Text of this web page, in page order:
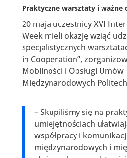
Praktyczne warsztaty i ważne
20 maja uczestnicy XVI
Week mieli okazję wziąć
specjalistycznych
in Cooperation”,
Mobilności i Obsługi Umów
Międzynarodowych
– Skupiliśmy się na
umiejętnościach
współpracy i
międzynarodowych i